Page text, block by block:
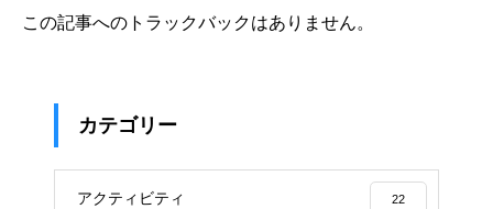
この記事へのトラックバックはありません。
カテゴリー
アクティビティ 22